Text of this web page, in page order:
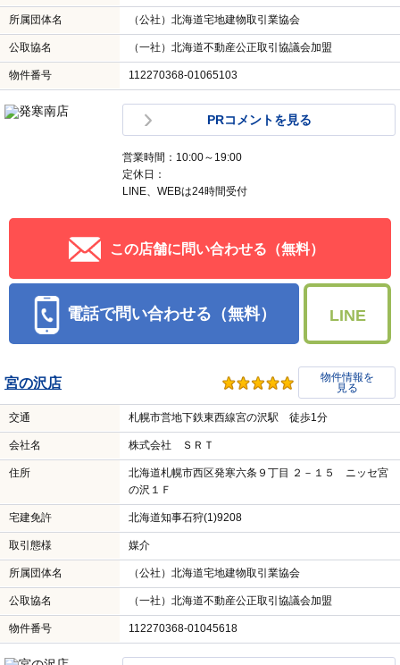
所属団体名 （公社）北海道宅地建物取引業協会
公取協名 （一社）北海道不動産公正取引協議会加盟
物件番号 112270368-01065103
PRコメントを見る
営業時間：10:00～19:00
定休日：
LINE、WEBは24時間受付
この店舗に問い合わせる（無料）
電話で問い合わせる（無料） LINE
宮の沢店
物件情報を
見る
交通 札幌市営地下鉄東西線宮の沢駅 徒歩1分
会社名 株式会社 ＳＲＴ
住所
北海道札幌市西区発寒六条９丁目 ２－１５ ニッセ宮
の沢１Ｆ
宅建免許 北海道知事石狩(1)9208
取引態様 媒介
所属団体名 （公社）北海道宅地建物取引業協会
公取協名 （一社）北海道不動産公正取引協議会加盟
物件番号 112270368-01045618